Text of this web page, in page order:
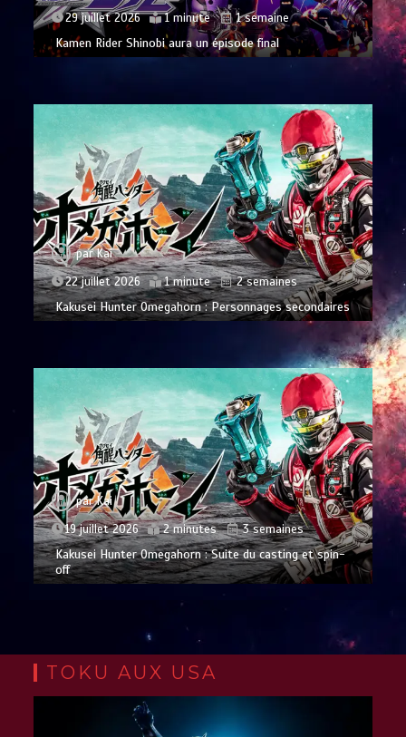
29 juillet 2026 1 minute 1 semaine
Kamen Rider Shinobi aura un épisode final
parKai
22 juillet 2026
1 minute 2 semaines
Kakusei Hunter Omegahorn : Personnages secondaires
parKai
19 juillet 2026
2 minutes 3 semaines
Kakusei Hunter Omegahorn : Suite du casting et spin-
off
TOKU AUX USA